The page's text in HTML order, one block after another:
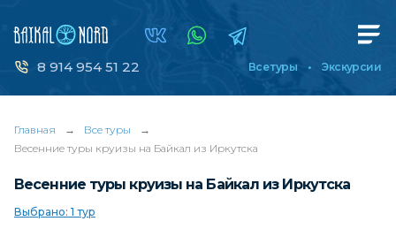
8 914 954 51 22 Все туры Экскурсии
Главная → Все туры
→
Весенние туры круизы на Байкал из Иркутска
Весенние туры круизы на Байкал из Иркутска
Выбрано: 1 тур